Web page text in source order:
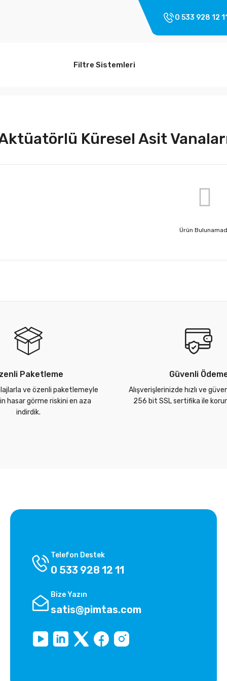
0 533 928 12
Filtre Sistemleri
Küresel Asit
Ürün
Paketleme
ve özenli paketlemeyle
hasar görme riskini en aza
indirdik.
Güvenli
Alışverişlerinizde hızlı ve
256 bit SSL sertifika ile
Telefon Destek
0 533 928 12 11
Bize Yazın
satis@pimtas.com